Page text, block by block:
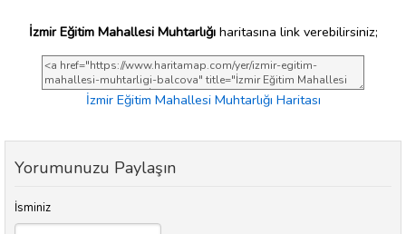
İzmir Eğitim Mahallesi Muhtarlığıharitasına link verebilirsiniz;
İzmir Eğitim Mahallesi Muhtarlığı Haritası
Yorumunuzu Paylaşın
İsminiz